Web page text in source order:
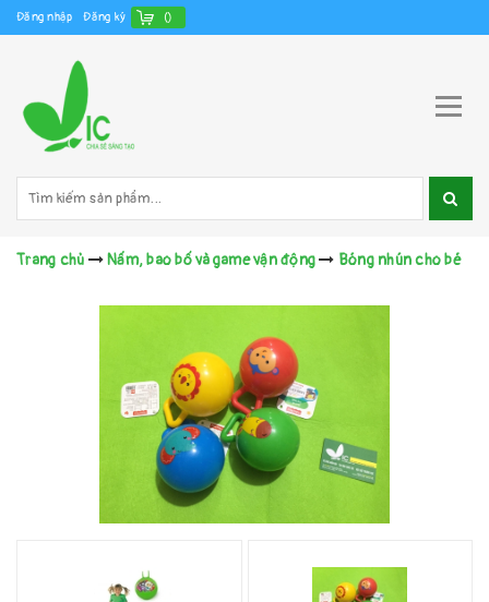
Đăng nhập Đăng ký ()
Trang chủ Nấm, bao bố và game vận động Bóng nhún cho bé